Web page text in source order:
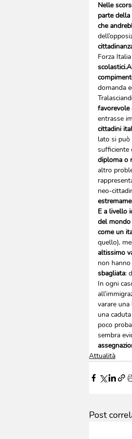
Nelle
parte
che
Forza
domanda
favorevole
entrasse
cittadini
lato si può
sufficiente
diploma o
altro
neo-
E a livello
del
come un
quello),
altissimo
non
sbagliata:
In ogni
varare una
una
poco
sembra
Attualità
Post